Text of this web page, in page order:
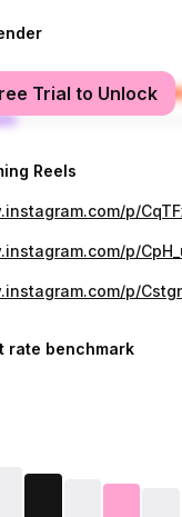
Trial to Unlock
Reels
p/
rate benchmark